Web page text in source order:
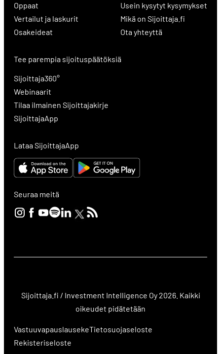
Oppaat
Vertailut ja laskurit
Osakeideat
Usein kysytyt kysymykset
Mikä on Sijoittaja.fi
Ota yhteyttä
Tee parempia sijoituspäätöksiä
Sijoittaja360°
Webinaarit
Tilaa ilmainen Sijoittajakirje
SijoittajaApp
Lataa SijoittajaApp
Seuraa meitä
Sijoittaja.fi / Investment Intelligence Oy 2026. Kaikki
oikeudet pidätetään
VastuuvapauslausekeTietosuojaseloste
Rekisteriseloste